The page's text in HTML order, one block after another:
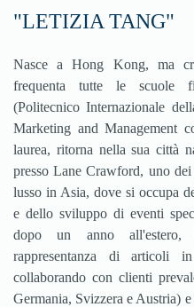
"LETIZIA TANG"
Nasce a Hong Kong, ma
frequenta tutte le scuole
(Politecnico Internazionale
Marketing and Management
laurea, ritorna nella sua città
presso Lane Crawford, uno
lusso in Asia, dove si occupa
e dello sviluppo di eventi
dopo un anno all'estero,
rappresentanza di articoli
collaborando con clienti
Germania, Svizzera e Austria)